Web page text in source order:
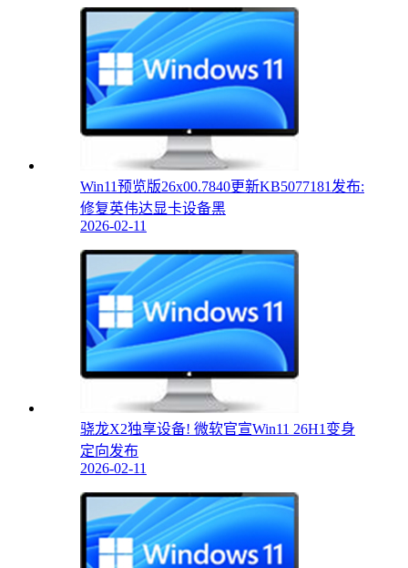
Win11预览版26x00.7840更新KB5077181发布:
修复英伟达显卡设备黑
2026-02-11
骁龙X2独享设备! 微软官宣Win11 26H1变身
定向发布
2026-02-11